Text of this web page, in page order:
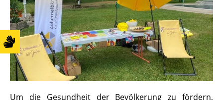
Um die Gesundheit der Bevölkerung zu fördern,